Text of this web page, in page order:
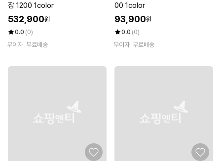
장 1200 1color
532,900원
0.0 (0)
무이자 무료배송
00 1color
93,900원
0.0 (0)
무이자 무료배송